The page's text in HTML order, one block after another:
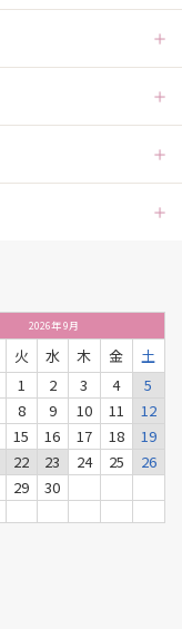
2026年9月
火 水 木 金
土
1
2 3 4
5
8 9 10 11
12
15 16 17 18
19
22 23 24 25
26
29 30